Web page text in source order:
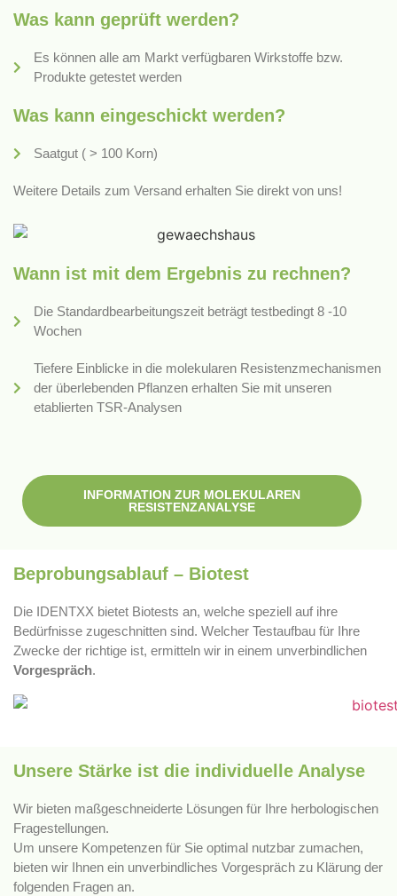
Was kann geprüft werden?
Es können alle am Markt verfügbaren Wirkstoffe bzw.
Produkte getestet werden
Was kann eingeschickt werden?
Saatgut ( > 100 Korn)
Weitere Details zum Versand erhalten Sie direkt von uns!
Wann ist mit dem Ergebnis zu rechnen?
Die Standardbearbeitungszeit beträgt testbedingt 8 -10
Wochen
Tiefere Einblicke in die molekularen Resistenzmechanismen
der überlebenden Pflanzen erhalten Sie mit unseren
etablierten TSR-Analysen
INFORMATION ZUR MOLEKULAREN
RESISTENZANALYSE
Beprobungsablauf – Biotest
Die IDENTXX bietet Biotests an, welche speziell auf ihre
Bedürfnisse zugeschnitten sind. Welcher Testaufbau für Ihre
Zwecke der richtige ist, ermitteln wir in einem unverbindlichen
Vorgespräch.
Unsere Stärke ist die individuelle Analyse
Wir bieten maßgeschneiderte Lösungen für Ihre herbologischen
Fragestellungen.
Um unsere Kompetenzen für Sie optimal nutzbar zumachen,
bieten wir Ihnen ein unverbindliches Vorgespräch zu Klärung der
folgenden Fragen an.